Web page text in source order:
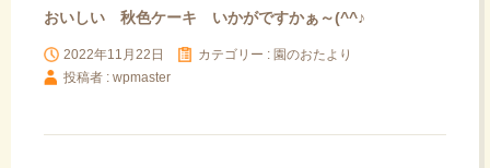
おいしい 秋色ケーキ いかがですかぁ～(^^♪
2022年11月22日 カテゴリー : 園のおたより
投稿者 : wpmaster